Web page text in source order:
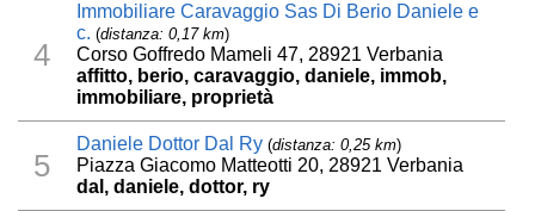
4
Immobiliare Caravaggio Sas Di Berio Daniele e
c. (distanza: 0,17 km)
Corso Goffredo Mameli 47, 28921 Verbania
affitto, berio, caravaggio, daniele, immob,
immobiliare, proprietà
5
Daniele Dottor Dal Ry (distanza: 0,25 km)
Piazza Giacomo Matteotti 20, 28921 Verbania
dal, daniele, dottor, ry